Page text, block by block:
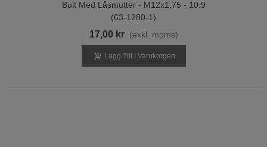
Bult Med Låsmutter - M12x1,75 - 10.9
(63-1280-1)
17,00 kr (exkl. moms)
Lägg Till I Varukorgen